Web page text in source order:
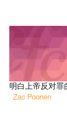
明白上帝反对罪
Zac Poonen